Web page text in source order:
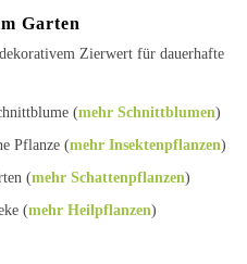
Garten
Zierwert für dauerhafte
(mehr Schnittblumen)
Pflanze (mehr Insektenpflanzen)
(mehr Schattenpflanzen)
(mehr Heilpflanzen)